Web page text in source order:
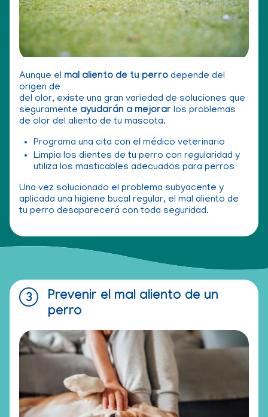
Aunque el mal aliento de tu perro depende del
origen de
del olor, existe una gran variedad de soluciones que
seguramente ayudarán a mejorar los problemas
de olor del aliento de tu mascota.
Programa una cita con el médico veterinario
Limpia los dientes de tu perro con regularidad y
utiliza los masticables adecuados para perros
Una vez solucionado el problema subyacente y
aplicada una higiene bucal regular, el mal aliento de
tu perro desaparecerá con toda seguridad.
Prevenir el mal aliento de un
perro